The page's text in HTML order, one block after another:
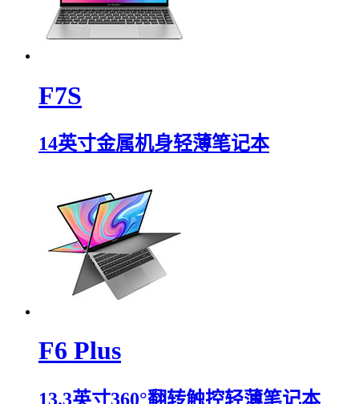
F7S
14英寸金属机身轻薄笔记本
F6 Plus
13.3英寸360°翻转触控轻薄笔记本